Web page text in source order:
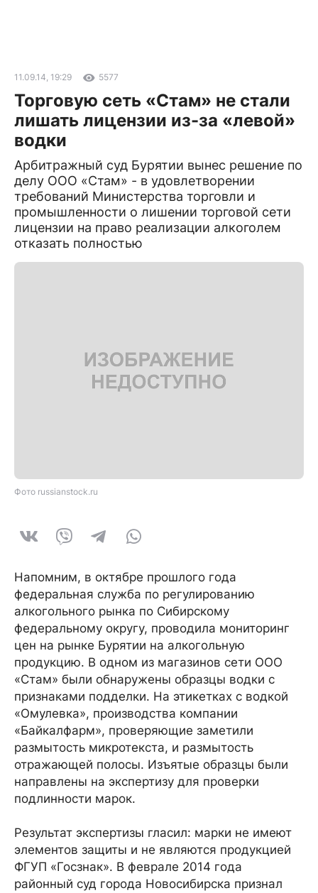
11.09.14, 19:29 5577
Торговую сеть «Стам» не стали
лишать лицензии из-за «левой»
водки
Арбитражный суд Бурятии вынес решение по
делу ООО «Стам» - в удовлетворении
требований Министерства торговли и
промышленности о лишении торговой сети
лицензии на право реализации алкоголем
отказать полностью
Фото russianstock.ru
Напомним, в октябре прошлого года
федеральная служба по регулированию
алкогольного рынка по Сибирскому
федеральному округу, проводила мониторинг
цен на рынке Бурятии на алкогольную
продукцию. В одном из магазинов сети ООО
«Стам» были обнаружены образцы водки с
признаками подделки. На этикетках с водкой
«Омулевка», производства компании
«Байкалфарм», проверяющие заметили
размытость микротекста, и размытость
отражающей полосы. Изъятые образцы были
направлены на экспертизу для проверки
подлинности марок.
Результат экспертизы гласил: марки не имеют
элементов защиты и не являются продукцией
ФГУП «Госзнак». В феврале 2014 года
районный суд города Новосибирска признал